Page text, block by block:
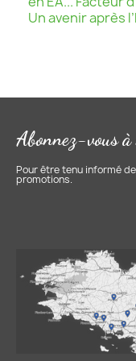
Un avenir après
Abonnez-vous
Pour être tenu informé
promotions.